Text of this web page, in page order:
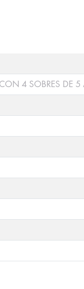
4 SOBRES DE 5